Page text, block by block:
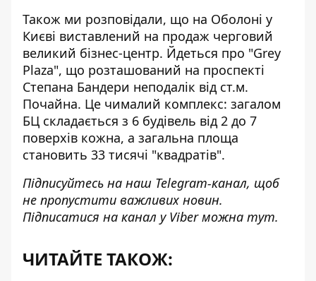
Також ми розповідали, що на Оболоні у
Києві виставлений на продаж черговий
великий бізнес-центр. Йдеться про "Grey
Plaza", що розташований на проспекті
Степана Бандери неподалік від ст.м.
Почайна. Це чималий комплекс: загалом
БЦ складається з 6 будівель від 2 до 7
поверхів кожна, а загальна площа
становить 33 тисячі "квадратів".
Підписуйтесь на наш Telegram-канал, щоб
не пропустити важливих новин.
Підписатися на канал у Viber можна тут.
ЧИТАЙТЕ ТАКОЖ: